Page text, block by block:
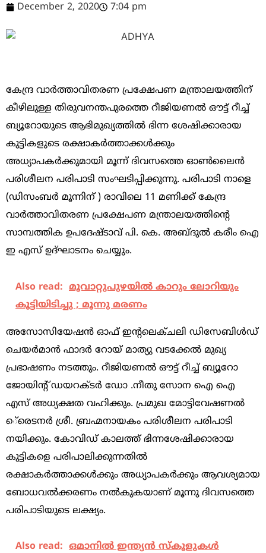
December 2, 2020 7:04 pm
കേന്ദ്ര വാര്‍ത്താവിതരണ പ്രക്ഷേപണ മന്ത്രാലയത്തിന്
കീഴിലുള്ള തിരുവനന്തപുരത്തെ റീജിയണല്‍ ഔട്ട് റീച്ച്
ബ്യൂറോയുടെ ആഭിമുഖ്യത്തില്‍ ഭിന്ന ശേഷിക്കാരായ
കുട്ടികളുടെ രക്ഷാകര്‍ത്താക്കള്‍ക്കും
അധ്യാപകര്‍ക്കുമായി മൂന്ന് ദിവസത്തെ ഓണ്‍ലൈന്‍
പരിശീലന പരിപാടി സംഘടിപ്പിക്കുന്നു. പരിപാടി നാളെ
(ഡിസംബര്‍ മൂന്നിന് ) രാവിലെ 11 മണിക്ക് കേന്ദ്ര
വാര്‍ത്താവിതരണ പ്രക്ഷേപണ മന്ത്രാലയത്തിന്റെ
സാമ്പത്തിക ഉപദേഷ്ടാവ് പി. കെ. അബ്ദുല്‍ കരീം ഐ
ഇ എസ് ഉദ്ഘാടനം ചെയ്യും.
Also read: മൂവാറ്റുപുഴയില്‍ കാറും ലോറിയും
കൂട്ടിയിടിച്ചു ; മൂന്നു മരണം
അസോസിയേഷന്‍ ഓഫ് ഇന്റലെക്ചലി ഡിസേബിള്‍ഡ്
ചെയര്‍മാന്‍ ഫാദര്‍ റോയ് മാത്യു വടക്കേല്‍ മുഖ്യ
പ്രഭാഷണം നടത്തും. റീജിയണല്‍ ഔട്ട് റീച്ച് ബ്യൂറോ
ജോയിന്റ് ഡയറക്ടര്‍ ഡോ .നീതു സോന ഐ ഐ
എസ് അധ്യക്ഷത വഹിക്കും. പ്രമുഖ മോട്ടിവേഷണല്‍
െ്രെടനര്‍ ശ്രീ. ബ്രഹ്മനായകം പരിശീലന പരിപാടി
നയിക്കും. കോവിഡ് കാലത്ത് ഭിന്നശേഷിക്കാരായ
കുട്ടികളെ പരിപാലിക്കുന്നതില്‍
രക്ഷാകര്‍ത്താക്കള്‍ക്കും അധ്യാപകര്‍ക്കും ആവശ്യമായ
ബോധവല്‍ക്കരണം നല്‍കുകയാണ് മൂന്നു ദിവസത്തെ
പരിപാടിയുടെ ലക്ഷ്യം.
Also read: ഒമാനില്‍ ഇന്ത്യന്‍ സ്‌കൂളുകള്‍